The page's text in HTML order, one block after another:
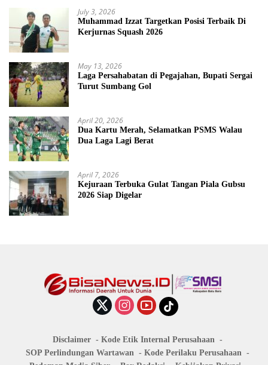
July 3, 2026
Muhammad Izzat Targetkan Posisi Terbaik Di
Kerjurnas Squash 2026
May 13, 2026
Laga Persahabatan di Pegajahan, Bupati Sergai
Turut Sumbang Gol
April 20, 2026
Dua Kartu Merah, Selamatkan PSMS Walau
Dua Laga Lagi Berat
April 7, 2026
Kejuraan Terbuka Gulat Tangan Piala Gubsu
2026 Siap Digelar
Disclaimer
Kode Etik Internal Perusahaan
SOP Perlindungan Wartawan
Kode Perilaku Perusahaan